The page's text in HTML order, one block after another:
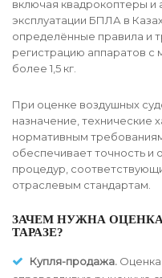
включая квадрокоптеры и
эксплуатации БПЛА в
определённые правила и
регистрацию аппаратов с
более 1,5 кг.
При оценке воздушных
назначение, технические
нормативным
обеспечивает точность и
процедур,
отраслевым стандартам.
ЗАЧЕМ НУЖНА
ТАРАЗЕ?
Купля-продажа. Оценка